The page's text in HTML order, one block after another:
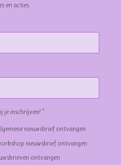
en acties.
je inschrijven? *
nieuwsbrief ontvangen
nieuwsbrief ontvangen
ontvangen